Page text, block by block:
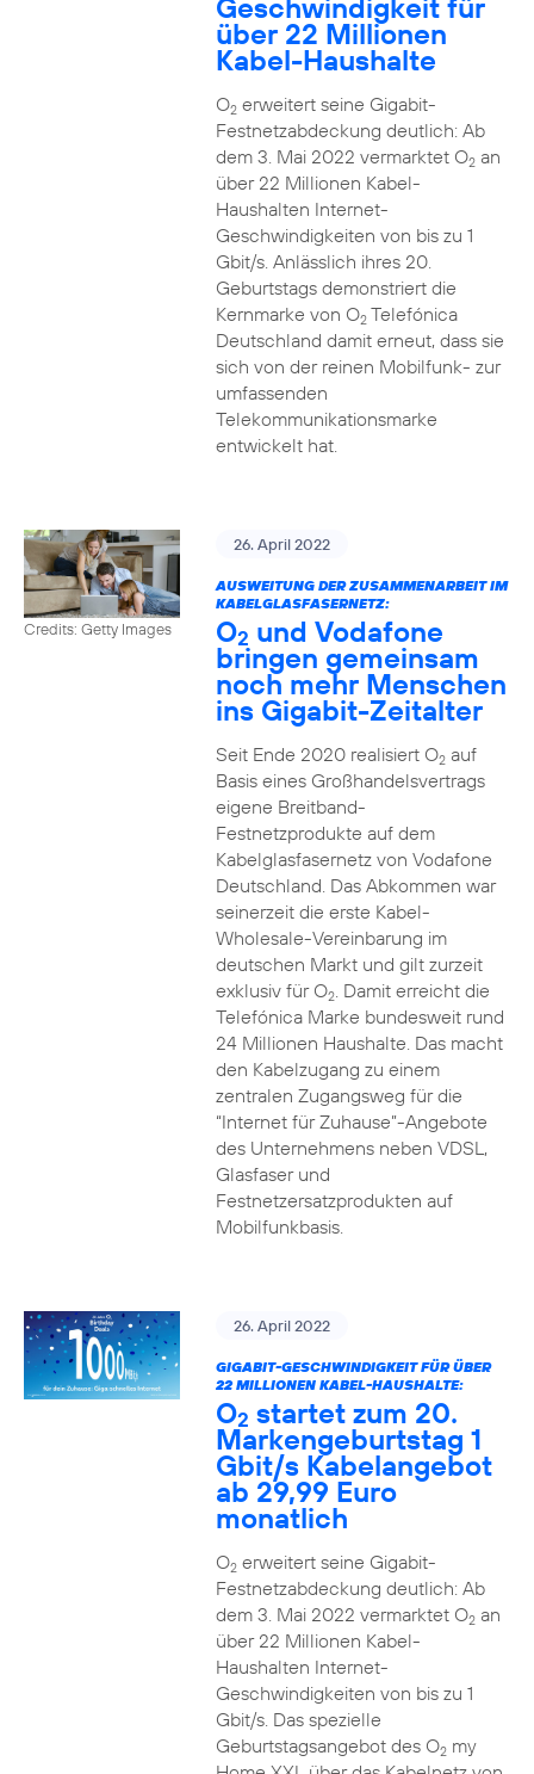
Geschwindigkeit für
über 22 Millionen
Kabel-Haushalte
O2erweitert seine Gigabit-
Festnetzabdeckung deutlich: Ab
dem 3. Mai 2022 vermarktet O2an
über 22 Millionen Kabel-
Haushalten Internet-
Geschwindigkeiten von bis zu 1
Gbit/s. Anlässlich ihres 20.
Geburtstags demonstriert die
Kernmarke von O2Telefónica
Deutschland damit erneut, dass sie
sich von der reinen Mobilfunk- zur
umfassenden
Telekommunikationsmarke
entwickelt hat.
Credits: Getty Images
26. April 2022
AUSWEITUNG DER ZUSAMMENARBEIT IM
KABELGLASFASERNETZ:
O2 und Vodafone
bringen gemeinsam
noch mehr Menschen
ins Gigabit-Zeitalter
Seit Ende 2020 realisiert O2auf
Basis eines Großhandelsvertrags
eigene Breitband-
Festnetzprodukte auf dem
Kabelglasfasernetz von Vodafone
Deutschland. Das Abkommen war
seinerzeit die erste Kabel-
Wholesale-Vereinbarung im
deutschen Markt und gilt zurzeit
exklusiv für O2. Damit erreicht die
Telefónica Marke bundesweit rund
24 Millionen Haushalte. Das macht
den Kabelzugang zu einem
zentralen Zugangsweg für die
“Internet für Zuhause”-Angebote
des Unternehmens neben VDSL,
Glasfaser und
Festnetzersatzprodukten auf
Mobilfunkbasis.
26. April 2022
GIGABIT-GESCHWINDIGKEIT FÜR ÜBER
22 MILLIONEN KABEL-HAUSHALTE:
O2 startet zum 20.
Markengeburtstag 1
Gbit/s Kabelangebot
ab 29,99 Euro
monatlich
O2erweitert seine Gigabit-
Festnetzabdeckung deutlich: Ab
dem 3. Mai 2022 vermarktet O2an
über 22 Millionen Kabel-
Haushalten Internet-
Geschwindigkeiten von bis zu 1
Gbit/s. Das spezielle
Geburtstagsangebot des O2my